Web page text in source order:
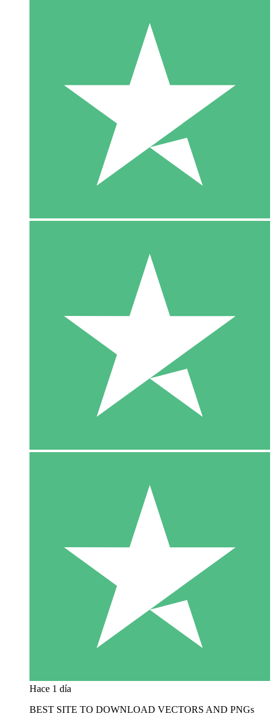
Hace 1 día
BEST SITE TO DOWNLOAD VECTORS AND PNGs